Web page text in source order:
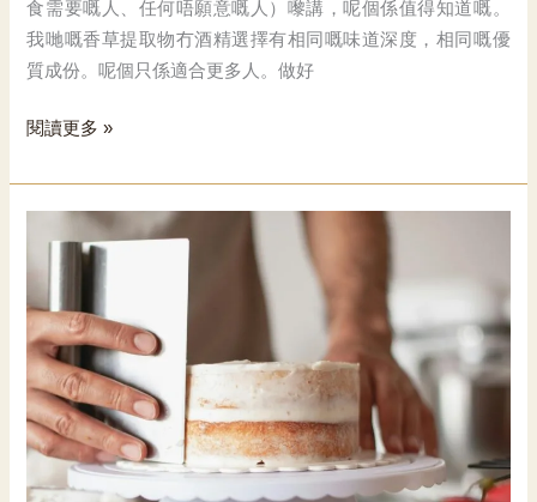
食需要嘅人、任何唔願意嘅人）嚟講，呢個係值得知道嘅。
我哋嘅香草提取物冇酒精選擇有相同嘅味道深度，相同嘅優
質成份。呢個只係適合更多人。做好
香
提
號
閱讀更多 »